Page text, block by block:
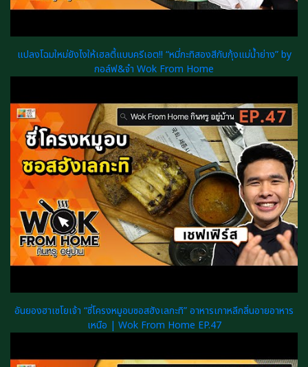
แปลงโฉมใหม่ยังไงให้เฮลตี้แบบครีเอต!! “หมี่กะทิสองสีกับกุ้งแม่น้ำย่าง” by
กอล์ฟ&จ๋า Wok From Home
อันยองฮาเซโยเจ้า “ซี่โครงหมูอบซอสฮังเลกะทิ” อาหารเกาหลีกลิ่นอายอาหาร
เหนือ | Wok From Home EP.47